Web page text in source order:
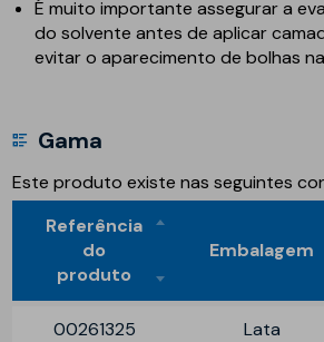
É muito importante assegurar a
do solvente antes de aplicar
evitar o aparecimento de bolhas
Gama
Este produto existe nas seguintes
Referência
do
produto
Embalagem
00261325 Lata